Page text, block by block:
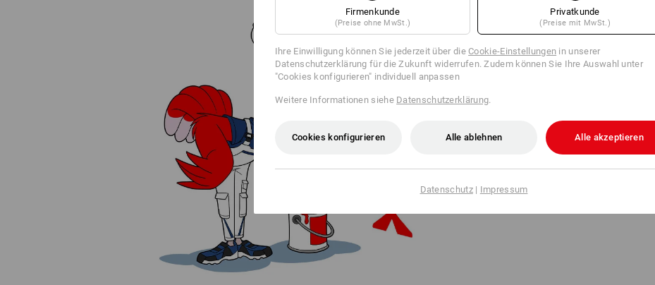
Der Logo-Strauss hat 2020 Federn
Weltmarke haben die Enkel Steffen
reduzierte Bildmarke eingeführt.
2025 feierte der Vogel sein Cartoon-
Geschaffen hat ihn der renommierte
Firmenkunde
(Preise ohne MwSt.)
Privatkunde
(Preise mit MwSt.)
Ihre Einwilligung können Sie jederzeit über dieCookie-Einstellungen in unserer
Datenschutzerklärung für die Zukunft widerrufen. Zudem können Sie Ihre Auswahl unter
"Cookies konfigurieren" individuell anpassen
Weitere Informationen siehe Datenschutzerklärung.
Cookies konfigurieren Alle ablehnen Alle akzeptieren
Datenschutz| Impressum